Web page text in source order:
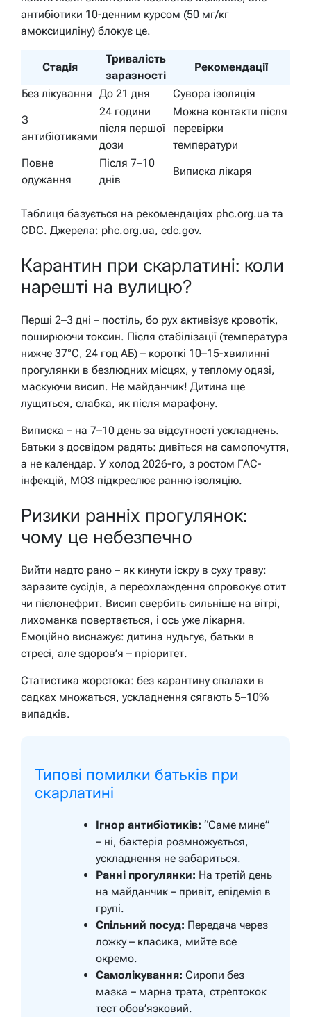
антибіотики 10-денним курсом (50 мг/кг
амоксициліну) блокує це.
Стадія
Тривалість
заразності
Рекомендації
Без лікування До 21 дня
Сувора ізоляція
З
антибіотиками
24 години
після першої
дози
Можна контакти після
перевірки
температури
Повне
одужання
Після 7–10
днів
Виписка лікаря
Таблиця базується на рекомендаціях phc.org.ua та
CDC. Джерела: phc.org.ua, cdc.gov.
Карантин при скарлатині: коли
нарешті на вулицю?
Перші 2–3 дні – постіль, бо рух активізує кровотік,
поширюючи токсин. Після стабілізації (температура
нижче 37°C, 24 год АБ) – короткі 10–15-хвилинні
прогулянки в безлюдних місцях, у теплому одязі,
маскуючи висип. Не майданчик! Дитина ще
лущиться, слабка, як після марафону.
Виписка – на 7–10 день за відсутності ускладнень.
Батьки з досвідом радять: дивіться на самопочуття,
а не календар. У холод 2026-го, з ростом ГАС-
інфекцій, МОЗ підкреслює ранню ізоляцію.
Ризики ранніх прогулянок:
чому це небезпечно
Вийти надто рано – як кинути іскру в суху траву:
заразите сусідів, а переохлаждення спровокує отит
чи пієлонефрит. Висип свербить сильніше на вітрі,
лихоманка повертається, і ось уже лікарня.
Емоційно виснажує: дитина нудьгує, батьки в
стресі, але здоров’я – пріоритет.
Статистика жорстока: без карантину спалахи в
садках множаться, ускладнення сягають 5–10%
випадків.
Типові помилки батьків при
скарлатині
Ігнор антибіотиків: “Саме мине”
– ні, бактерія розмножується,
ускладнення не забариться.
Ранні прогулянки: На третій день
на майданчик – привіт, епідемія в
групі.
Спільний посуд: Передача через
ложку – класика, мийте все
окремо.
Самолікування: Сиропи без
мазка – марна трата, стрептокок
тест обов’язковий.